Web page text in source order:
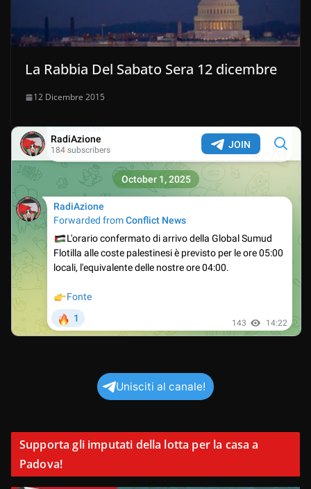
La Rabbia Del Sabato Sera 12 dicembre
12 Dicembre 2015
Unisciti al canale!
Supporta gli imputati della lotta per la casa a
Padova!